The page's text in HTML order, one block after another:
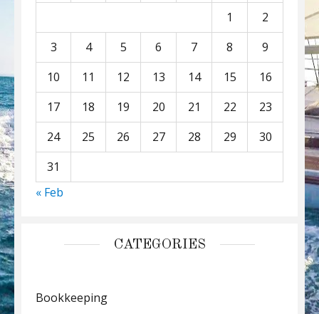
1
2
3
4 5 6 7 8
9
10
11 12 13 14 15
16
17
18 19 20 21 22
23
24
25 26 27 28 29
30
31
« Feb
CATEGORIES
Bookkeeping